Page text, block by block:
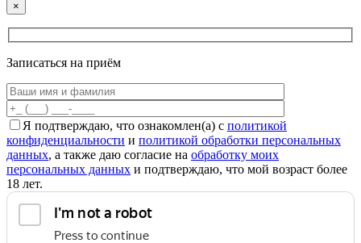
×
Записаться на приём
Я подтверждаю, что ознакомлен(а) с политикой
конфиденциальности и политикой обработки персональных
данных, а также даю согласие на обработку моих
персональных данных и подтверждаю, что мой возраст более
18 лет.